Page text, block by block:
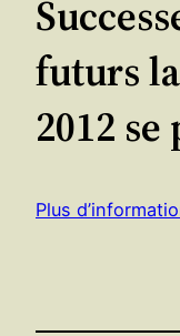
futurs
2012
Plus